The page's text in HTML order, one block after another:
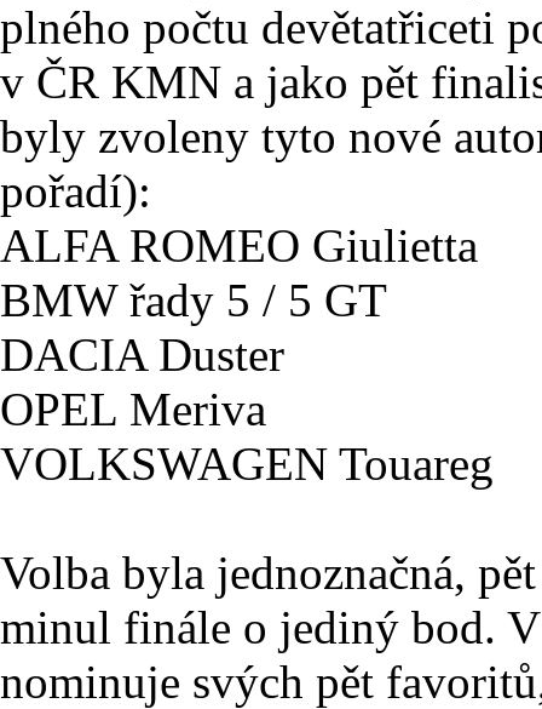
plného počtu devětatřiceti
v ČR KMN a jako pět
byly zvoleny tyto nové
pořadí):
ALFA ROMEO Giulietta
BMW řady 5 / 5 GT
DACIA Duster
OPEL Meriva
VOLKSWAGEN Touareg
Volba byla jednoznačná,
minul finále o jediný bod.
nominuje svých pět